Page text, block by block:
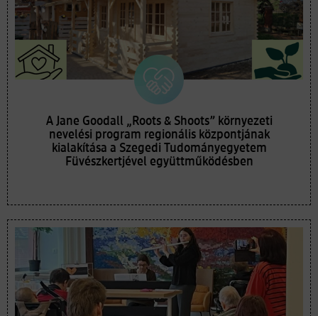
A Jane Goodall „Roots & Shoots” környezeti
nevelési program regionális központjának
kialakítása a Szegedi Tudományegyetem
Füvészkertjével együttműködésben